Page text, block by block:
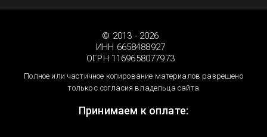
© 2013 - 2026
ИНН 6658488927
ОГРН 1169658077973
Полное или частичное копирование материалов разрешено
только с согласия владельца сайта
Принимаем к оплате: